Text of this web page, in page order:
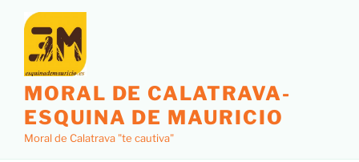
contenido
MORAL DE CALATRAVA-
ESQUINA DE MAURICIO
Moral de Calatrava "te cautiva"